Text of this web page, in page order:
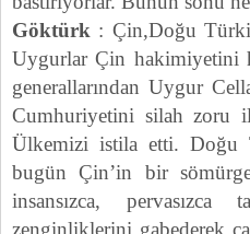
Göktürk : Çin,Doğu
Uygurlar Çin hakimiyetini
generallarından Uygur
Cumhuriyetini silah zoru
Ülkemizi istila etti. Doğu
bugün Çin’in bir
insansızca,
zenginliklerini gabederek